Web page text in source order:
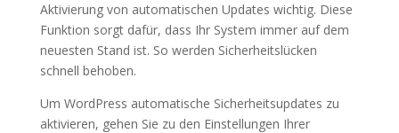
Aktivierung von automatischen Updates wichtig. Diese
Funktion sorgt dafür, dass Ihr System immer auf dem
neuesten Stand ist. So werden Sicherheitslücken
schnell behoben.
Um WordPress automatische Sicherheitsupdates zu
aktivieren, gehen Sie zu den Einstellungen Ihrer